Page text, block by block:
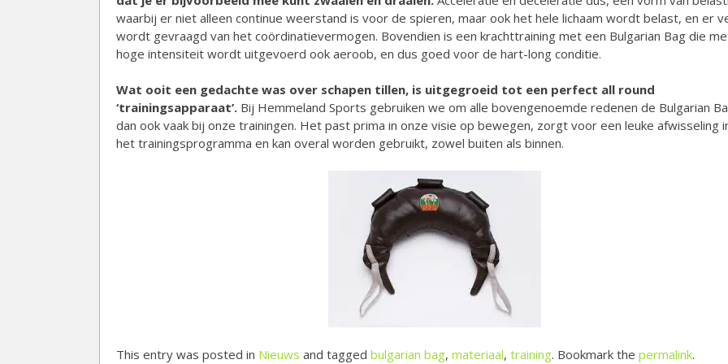
waarbij er niet alleen continue weerstand is voor de spieren, maar ook het hele lichaam wordt belast, en er
wordt gevraagd van het coördinatievermogen. Bovendien is een krachttraining met een Bulgarian Bag die
hoge intensiteit wordt uitgevoerd ook aeroob, en dus goed voor de hart-long conditie.
Wat ooit een gedachte was over schapen tillen, is uitgegroeid tot een perfect all round
‘trainingsapparaat’. Bij Hemmeland Sports gebruiken we om alle bovengenoemde redenen de Bulgarian
dan ook vaak bij onze trainingen. Het past prima in onze visie op bewegen, zorgt voor een leuke afwisseling
het trainingsprogramma en kan overal worden gebruikt, zowel buiten als binnen.
This entry was posted in Nieuws and tagged bulgarian bag, materiaal, training. Bookmark the permalink.